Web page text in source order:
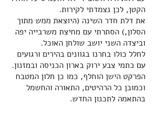
הקטן, לכן נצמדתי לקירות.
את דלת חדר השינה (היוצאת ממש מתוך
הסלון,) הסתרתי עם מחיצת משרבייה יפה
וביצדה השני יושב שולחן האוכל.
לחלל כולו בחרנו בגוונים בהירים ורגועים
עם כתמי צבע ירוק בארון הכניסה ובמזנון.
הפרקט הישן הוחלף, כמו כן חלון המטבח
וכמובן כל הרהיטים, התאורה והחשמל
בהתאמה לתכנון החדש.